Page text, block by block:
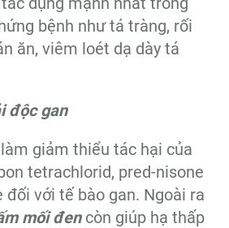
bệnh như tá tràng, rối
ăn, viêm loét dạ dày tá
độc gan
giảm thiểu tác hại của
tetrachlorid, pred-nisone
với tế bào gan. Ngoài ra
mối đencòn giúp hạ thấp